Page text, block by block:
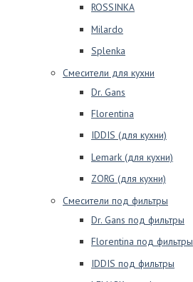
ROSSINKA
Milardo
Splenka
Смесители для кухни
Dr. Gans
Florentina
IDDIS (для кухни)
Lemark (для кухни)
ZORG (для кухни)
Смесители под фильтры
Dr. Gans под фильтры
Florentina под фильтры
IDDIS под фильтры